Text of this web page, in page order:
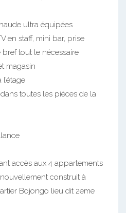
ultra équipées
en staff, mini bar, prise
tout le nécessaire
magasin
l’étage
toutes les pièces de la
accès aux 4 appartements
construit à
Bojongo lieu dit 2eme